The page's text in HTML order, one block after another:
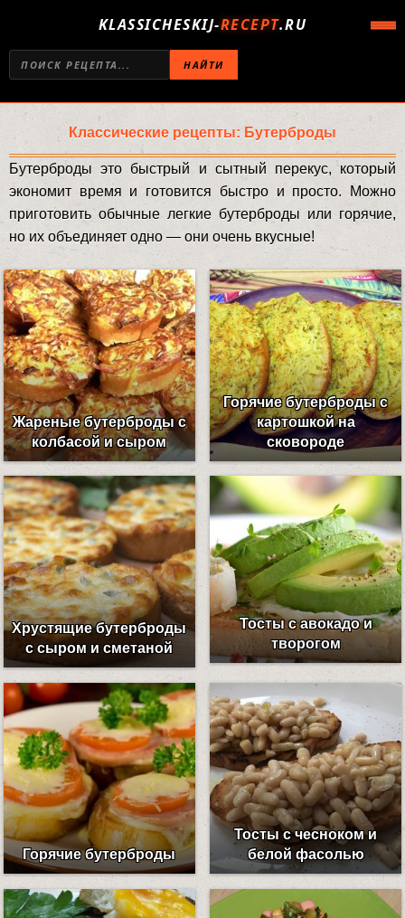
KLASSICHESKIJ-RECEPT.RU
НАЙТИ
Классические рецепты: Бутерброды
Бутерброды это быстрый и сытный перекус, который
экономит время и готовится быстро и просто. Можно
приготовить обычные легкие бутерброды или горячие,
но их объединяет одно — они очень вкусные!
Жареные бутерброды с
колбасой и сыром
Горячие бутерброды с
картошкой на
сковороде
Хрустящие бутерброды
с сыром и сметаной
Тосты с авокадо и
творогом
Горячие бутерброды
Тосты с чесноком и
белой фасолью